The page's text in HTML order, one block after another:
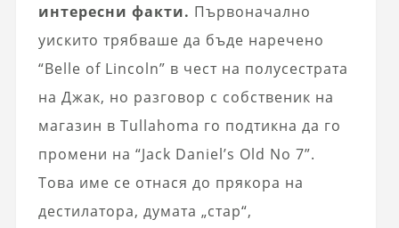
интересни факти. Първоначално
уискито трябваше да бъде наречено
“Belle of Lincoln” в чест на полусестрата
на Джак, но разговор с собственик на
магазин в Tullahoma го подтикна да го
промени на “Jack Daniel’s Old No 7”.
Това име се отнася до прякора на
дестилатора, думата „стар“,